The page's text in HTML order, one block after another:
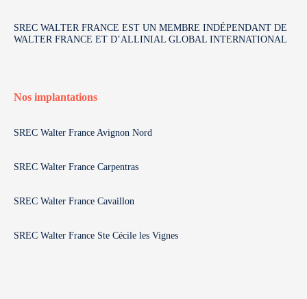
SREC WALTER FRANCE EST UN MEMBRE INDÉPENDANT DE
WALTER FRANCE ET D’ALLINIAL GLOBAL INTERNATIONAL
Nos implantations
SREC Walter France Avignon Nord
SREC Walter France Carpentras
SREC Walter France Cavaillon
SREC Walter France Ste Cécile les Vignes